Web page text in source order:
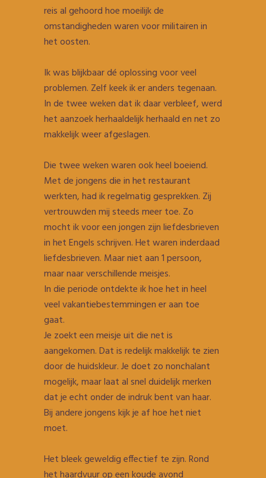
reis al gehoord hoe moeilijk de
omstandigheden waren voor militairen in
het oosten.
Ik was blijkbaar dé oplossing voor veel
problemen. Zelf keek ik er anders tegenaan.
In de twee weken dat ik daar verbleef, werd
het aanzoek herhaaldelijk herhaald en net zo
makkelijk weer afgeslagen.
Die twee weken waren ook heel boeiend.
Met de jongens die in het restaurant
werkten, had ik regelmatig gesprekken. Zij
vertrouwden mij steeds meer toe. Zo
mocht ik voor een jongen zijn liefdesbrieven
in het Engels schrijven. Het waren inderdaad
liefdesbrieven. Maar niet aan 1 persoon,
maar naar verschillende meisjes.
In die periode ontdekte ik hoe het in heel
veel vakantiebestemmingen er aan toe
gaat.
Je zoekt een meisje uit die net is
aangekomen. Dat is redelijk makkelijk te zien
door de huidskleur. Je doet zo nonchalant
mogelijk, maar laat al snel duidelijk merken
dat je echt onder de indruk bent van haar.
Bij andere jongens kijk je af hoe het niet
moet.
Het bleek geweldig effectief te zijn. Rond